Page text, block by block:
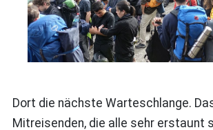
Dort die nächste Warteschlange.
Mitreisenden, die alle sehr erstaunt